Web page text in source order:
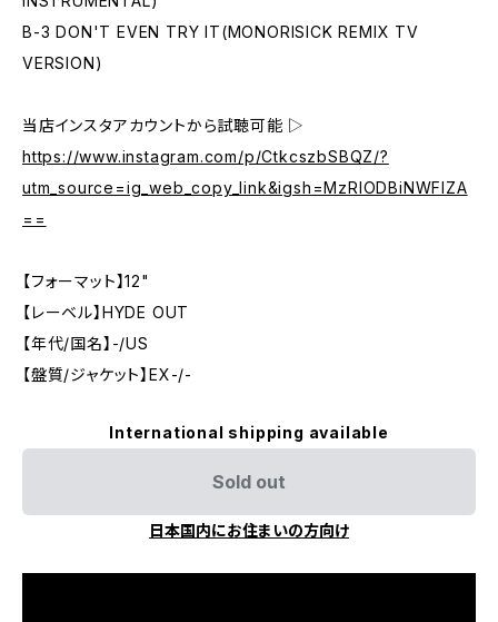
B-3 DON'T EVEN TRY IT(MONORISICK REMIX TV
VERSION)
当店インスタアカウントから試聴可能 ▷
https://www.instagram.com/p/CtkcszbSBQZ/?
utm_source=ig_web_copy_link&igsh=MzRlODBiNWFlZA
==
【フォーマット】12"
【レーベル】HYDE OUT
【年代/国名】-/US
【盤質/ジャケット】EX-/-
International shipping available
Sold out
日本国内にお住まいの方向け